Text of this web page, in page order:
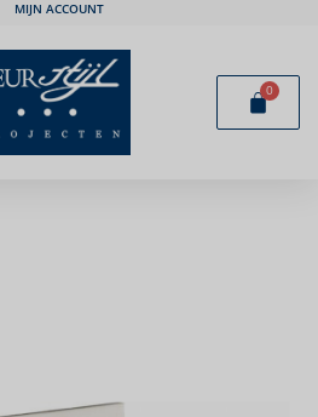
MIJN ACCOUNT
0